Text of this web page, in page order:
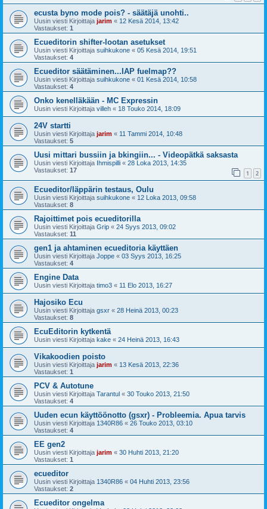
ecusta byno mode pois? - säätäjä unohti..
Uusin viesti Kirjoittaja jarim « 12 Kesä 2014, 13:42
Vastaukset: 1
Ecueditorin shifter-lootan asetukset
Uusin viesti Kirjoittaja suihkukone « 05 Kesä 2014, 19:51
Vastaukset: 4
Ecueditor säätäminen...IAP fuelmap??
Uusin viesti Kirjoittaja suihkukone « 01 Kesä 2014, 10:58
Vastaukset: 4
Onko kenelläkään - MC Expressin
Uusin viesti Kirjoittaja villeh « 18 Touko 2014, 18:09
24V startti
Uusin viesti Kirjoittaja jarim « 11 Tammi 2014, 10:48
Vastaukset: 5
Uusi mittari bussiin ja bkingiin... - Videopätkä saksasta
Uusin viesti Kirjoittaja Ihmispilli « 28 Loka 2013, 14:35
Vastaukset: 17 1 2
Ecueditor/läppärin testaus, Oulu
Uusin viesti Kirjoittaja suihkukone « 12 Loka 2013, 09:58
Vastaukset: 8
Rajoittimet pois ecueditorilla
Uusin viesti Kirjoittaja Grip « 24 Syys 2013, 09:02
Vastaukset: 11
gen1 ja ahtaminen ecueditoria käyttäen
Uusin viesti Kirjoittaja Joppe « 03 Syys 2013, 16:25
Vastaukset: 4
Engine Data
Uusin viesti Kirjoittaja timo3 « 11 Elo 2013, 16:27
Hajosiko Ecu
Uusin viesti Kirjoittaja gsxr « 28 Heinä 2013, 00:23
Vastaukset: 8
EcuEditorin kytkentä
Uusin viesti Kirjoittaja kake « 24 Heinä 2013, 16:43
Vikakoodien poisto
Uusin viesti Kirjoittaja jarim « 13 Kesä 2013, 22:36
Vastaukset: 1
PCV & Autotune
Uusin viesti Kirjoittaja Tarantul « 30 Touko 2013, 21:50
Vastaukset: 4
Uuden ecun käyttöönotto (gsxr) - Probleemia. Apua tarvis
Uusin viesti Kirjoittaja 1340R86 « 26 Touko 2013, 03:10
Vastaukset: 4
EE gen2
Uusin viesti Kirjoittaja jarim « 30 Huhti 2013, 21:20
Vastaukset: 1
ecueditor
Uusin viesti Kirjoittaja 1340R86 « 04 Huhti 2013, 23:56
Vastaukset: 2
Ecueditor ongelma